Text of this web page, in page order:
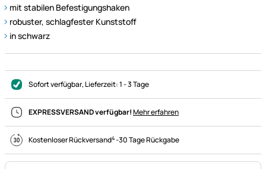
mit stabilen Befestigungshaken
robuster, schlagfester Kunststoff
in schwarz
Sofort verfügbar, Lieferzeit:1 - 3 Tage
EXPRESSVERSAND verfügbar!Mehr erfahren
Kostenloser Rückversand4-30 Tage Rückgabe